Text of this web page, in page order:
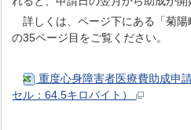
詳しくは、ページ下にある「菊陽
の35ページ目をご覧ください。
重度心身障害者医療費助成申
セル：64.5キロバイト）